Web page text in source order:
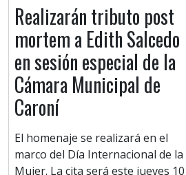
Realizarán tributo post
mortem a Edith Salcedo
en sesión especial de la
Cámara Municipal de
Caroní
El homenaje se realizará en el
marco del Día Internacional de la
Mujer. La cita será este jueves 10